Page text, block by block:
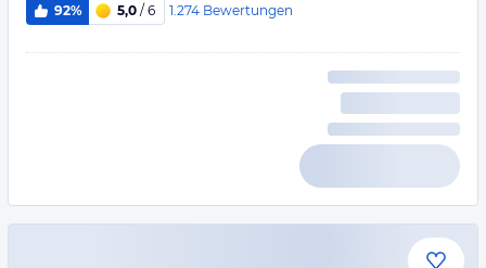
92% 5,0 / 6 1.274 Bewertungen